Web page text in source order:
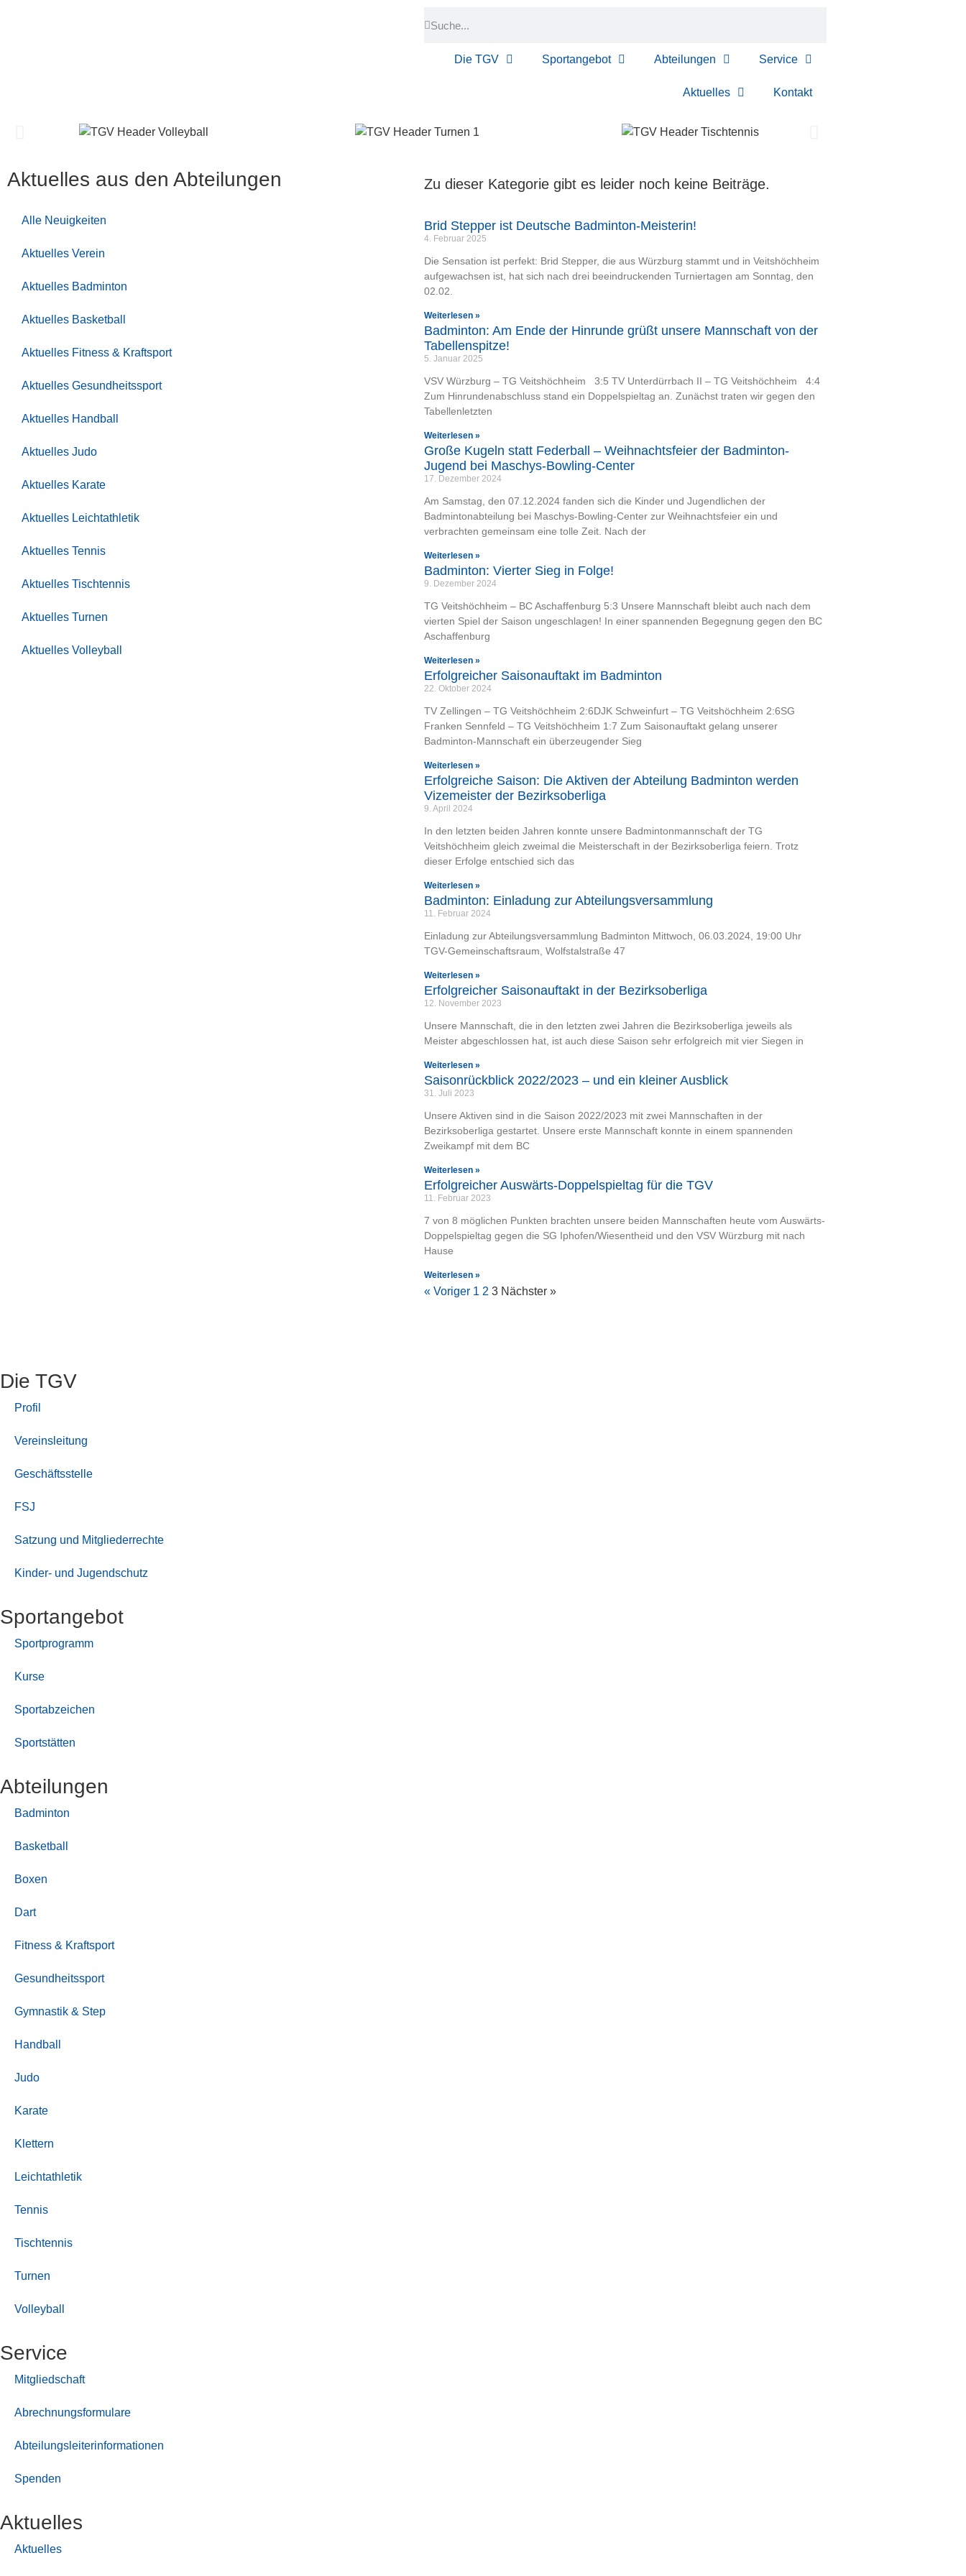
Die TGV Sportangebot Abteilungen Service
Aktuelles Kontakt
Aktuelles aus den Ab­tei­lung­en
Alle Neuigkeiten
Aktuelles Verein
Aktuelles Badminton
Aktuelles Basketball
Aktuelles Fitness & Kraftsport
Aktuelles Gesundheitssport
Aktuelles Handball
Aktuelles Judo
Aktuelles Karate
Aktuelles Leichtathletik
Aktuelles Tennis
Aktuelles Tischtennis
Aktuelles Turnen
Aktuelles Volleyball
Zu dieser Kategorie gibt es leider noch keine Beiträge.
Brid Stepper ist Deutsche Badminton-Meisterin!
4. Februar 2025
Die Sensation ist perfekt: Brid Stepper, die aus Würzburg stammt und in Veitshöchheim
aufgewachsen ist, hat sich nach drei beeindruckenden Turniertagen am Sonntag, den
02.02.
Weiterlesen »
Badminton: Am Ende der Hinrunde grüßt unsere Mannschaft von der
Tabellenspitze!
5. Januar 2025
VSV Würzburg – TG Veitshöchheim 3:5 TV Unterdürrbach II – TG Veitshöchheim 4:4
Zum Hinrundenabschluss stand ein Doppelspieltag an. Zunächst traten wir gegen den
Tabellenletzten
Weiterlesen »
Große Kugeln statt Federball – Weihnachtsfeier der Badminton-
Jugend bei Maschys-Bowling-Center
17. Dezember 2024
Am Samstag, den 07.12.2024 fanden sich die Kinder und Jugendlichen der
Badmintonabteilung bei Maschys-Bowling-Center zur Weihnachtsfeier ein und
verbrachten gemeinsam eine tolle Zeit. Nach der
Weiterlesen »
Badminton: Vierter Sieg in Folge!
9. Dezember 2024
TG Veitshöchheim – BC Aschaffenburg 5:3 Unsere Mannschaft bleibt auch nach dem
vierten Spiel der Saison ungeschlagen! In einer spannenden Begegnung gegen den BC
Aschaffenburg
Weiterlesen »
Erfolgreicher Saisonauftakt im Badminton
22. Oktober 2024
TV Zellingen – TG Veitshöchheim 2:6DJK Schweinfurt – TG Veitshöchheim 2:6SG
Franken Sennfeld – TG Veitshöchheim 1:7 Zum Saisonauftakt gelang unserer
Badminton-Mannschaft ein überzeugender Sieg
Weiterlesen »
Erfolgreiche Saison: Die Aktiven der Abteilung Badminton werden
Vizemeister der Bezirksoberliga
9. April 2024
In den letzten beiden Jahren konnte unsere Badmintonmannschaft der TG
Veitshöchheim gleich zweimal die Meisterschaft in der Bezirksoberliga feiern. Trotz
dieser Erfolge entschied sich das
Weiterlesen »
Badminton: Einladung zur Abteilungsversammlung
11. Februar 2024
Einladung zur Abteilungsversammlung Badminton Mittwoch, 06.03.2024, 19:00 Uhr
TGV-Gemeinschaftsraum, Wolfstalstraße 47
Weiterlesen »
Erfolgreicher Saisonauftakt in der Bezirksoberliga
12. November 2023
Unsere Mannschaft, die in den letzten zwei Jahren die Bezirksoberliga jeweils als
Meister abgeschlossen hat, ist auch diese Saison sehr erfolgreich mit vier Siegen in
Weiterlesen »
Saisonrückblick 2022/2023 – und ein kleiner Ausblick
31. Juli 2023
Unsere Aktiven sind in die Saison 2022/2023 mit zwei Mannschaften in der
Bezirksoberliga gestartet. Unsere erste Mannschaft konnte in einem spannenden
Zweikampf mit dem BC
Weiterlesen »
Erfolgreicher Auswärts-Doppelspieltag für die TGV
11. Februar 2023
7 von 8 möglichen Punkten brachten unsere beiden Mannschaften heute vom Auswärts-
Doppelspieltag gegen die SG Iphofen/Wiesentheid und den VSV Würzburg mit nach
Hause
Weiterlesen »
« Voriger 1 2 3 Nächster »
Die TGV
Profil
Vereinsleitung
Geschäftsstelle
FSJ
Satzung und Mitgliederrechte
Kinder- und Jugendschutz
Sport­angebot
Sportprogramm
Kurse
Sportabzeichen
Sportstätten
Abteilungen
Badminton
Basketball
Boxen
Dart
Fitness & Kraftsport
Gesundheitssport
Gymnastik & Step
Handball
Judo
Karate
Klettern
Leichtathletik
Tennis
Tischtennis
Turnen
Volleyball
Service
Mitgliedschaft
Abrechnungsformulare
Abteilungsleiterinformationen
Spenden
Aktuelles
Aktuelles